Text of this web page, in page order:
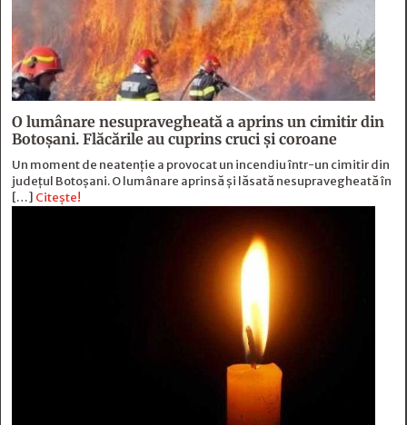
O lumânare nesupravegheată a aprins un cimitir din
Botoșani. Flăcările au cuprins cruci și coroane
Un moment de neatenție a provocat un incendiu într-un cimitir din
județul Botoșani. O lumânare aprinsă și lăsată nesupravegheată în
[…] Citește!